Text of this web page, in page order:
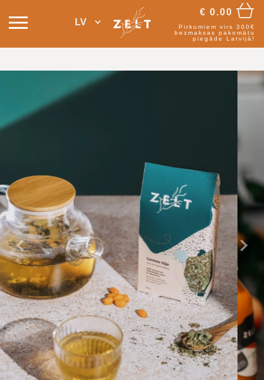
LV
€ 0.00
Pirkumiem virs 300€
bezmaksas pakomātu
piegāde Latvijā!
Atpakaļ